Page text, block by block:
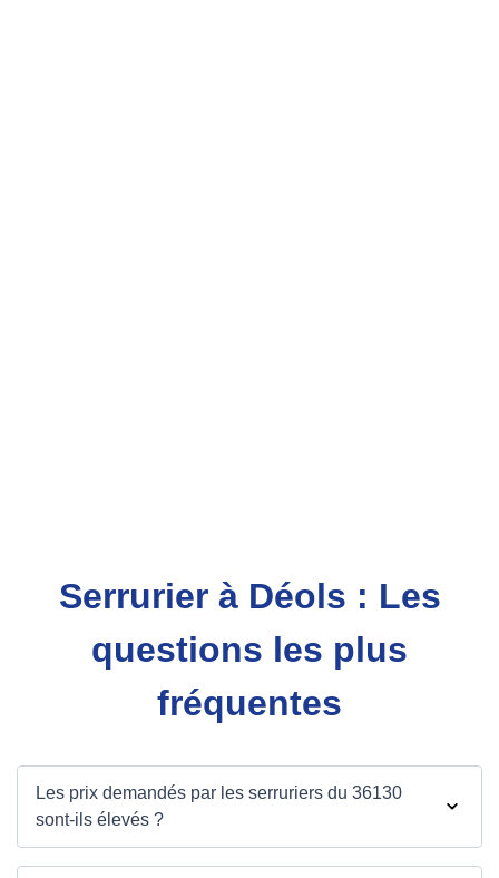
Serrurier à Déols : Les
questions les plus
fréquentes
Les prix demandés par les serruriers du 36130
sont-ils élevés ?